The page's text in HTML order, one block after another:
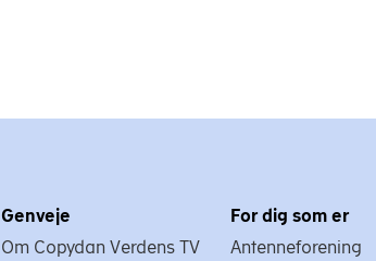
Genveje
Om Copydan Verdens TV
For dig som er
Antenneforening